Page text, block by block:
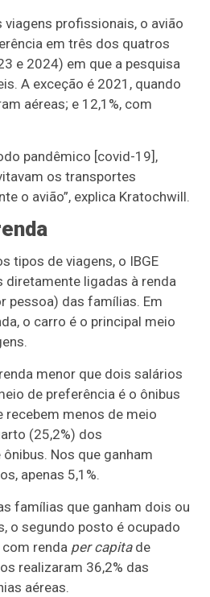
viagens profissionais, o avião
em três dos quatros
e 2024) em que a pesquisa
A exceção é 2021, quando
aéreas; e 12,1%, com
pandêmico [covid-19],
os transportes
o avião”, explica Kratochwill.
tipos de viagens, o IBGE
ligadas à renda
pessoa) das famílias. Em
o carro é o principal meio
menor que dois salários
de preferência é o ônibus
recebem menos de meio
(25,2%) dos
Nos que ganham
apenas 5,1%.
famílias que ganham dois ou
o segundo posto é ocupado
renda per capitade
realizaram 36,2% das
aéreas.